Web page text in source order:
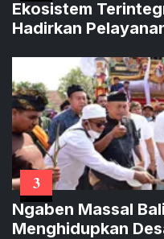
Ekosistem
Hadirkan
3
Ngaben Massal
Menghidupkan